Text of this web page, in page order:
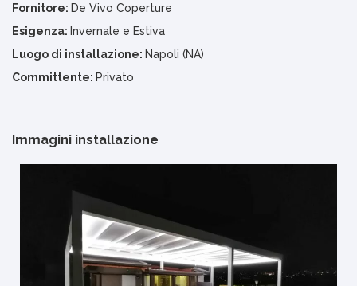
Fornitore: De Vivo Coperture
Esigenza: Invernale e Estiva
Luogo di installazione: Napoli (NA)
Committente: Privato
Immagini installazione